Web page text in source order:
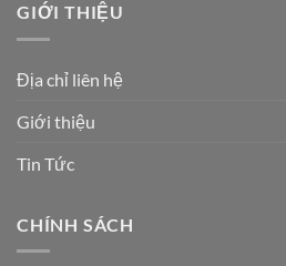
GIỚI THIỆU
Địa chỉ liên hệ
Giới thiệu
Tin Tức
CHÍNH SÁCH